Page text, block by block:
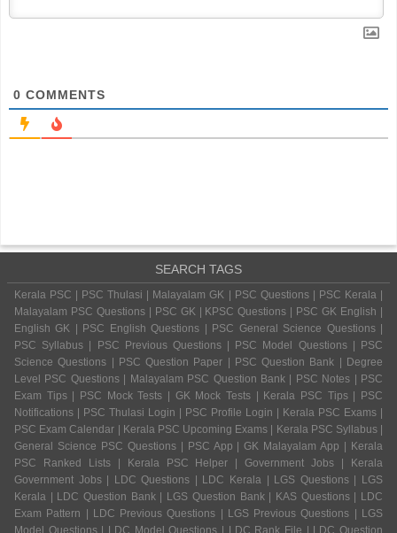
0 COMMENTS
SEARCH TAGS
Kerala PSC | PSC Thulasi | Malayalam GK | PSC Questions | PSC Kerala |
Malayalam PSC Questions | PSC GK | KPSC Questions | PSC GK English |
English GK | PSC English Questions | PSC General Science Questions |
PSC Syllabus | PSC Previous Questions | PSC Model Questions | PSC
Science Questions | PSC Question Paper | PSC Question Bank | Degree
Level PSC Questions | Malayalam PSC Question Bank | PSC Notes | PSC
Exam Tips | PSC Mock Tests | GK Mock Tests | Kerala PSC Tips | PSC
Notifications | PSC Thulasi Login | PSC Profile Login | Kerala PSC Exams |
PSC Exam Calendar | Kerala PSC Upcoming Exams | Kerala PSC Syllabus |
General Science PSC Questions | PSC App | GK Malayalam App | Kerala
PSC Ranked Lists | Kerala PSC Helper | Government Jobs | Kerala
Government Jobs | LDC Questions | LDC Kerala | LGS Questions | LGS
Kerala | LDC Question Bank | LGS Question Bank | KAS Questions | LDC
Exam Pattern | LDC Previous Questions | LGS Previous Questions | LGS
Model Questions | LDC Model Questions | LDC Rank File | LDC Question